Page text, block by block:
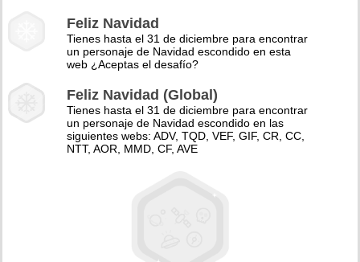
Feliz Navidad
Tienes hasta el 31 de diciembre para encontrar
un personaje de Navidad escondido en esta
web ¿Aceptas el desafío?
Feliz Navidad (Global)
Tienes hasta el 31 de diciembre para encontrar
un personaje de Navidad escondido en las
siguientes webs: ADV, TQD, VEF, GIF, CR, CC,
NTT, AOR, MMD, CF, AVE